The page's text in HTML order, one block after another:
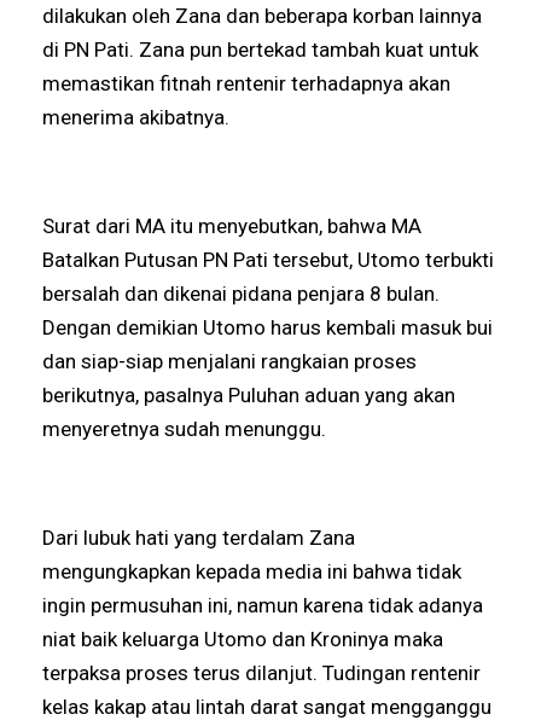
dilakukan oleh Zana dan beberapa korban lainnya
di PN Pati. Zana pun bertekad tambah kuat untuk
memastikan fitnah rentenir terhadapnya akan
menerima akibatnya.
Surat dari MA itu menyebutkan, bahwa MA
Batalkan Putusan PN Pati tersebut, Utomo terbukti
bersalah dan dikenai pidana penjara 8 bulan.
Dengan demikian Utomo harus kembali masuk bui
dan siap-siap menjalani rangkaian proses
berikutnya, pasalnya Puluhan aduan yang akan
menyeretnya sudah menunggu.
Dari lubuk hati yang terdalam Zana
mengungkapkan kepada media ini bahwa tidak
ingin permusuhan ini, namun karena tidak adanya
niat baik keluarga Utomo dan Kroninya maka
terpaksa proses terus dilanjut. Tudingan rentenir
kelas kakap atau lintah darat sangat mengganggu